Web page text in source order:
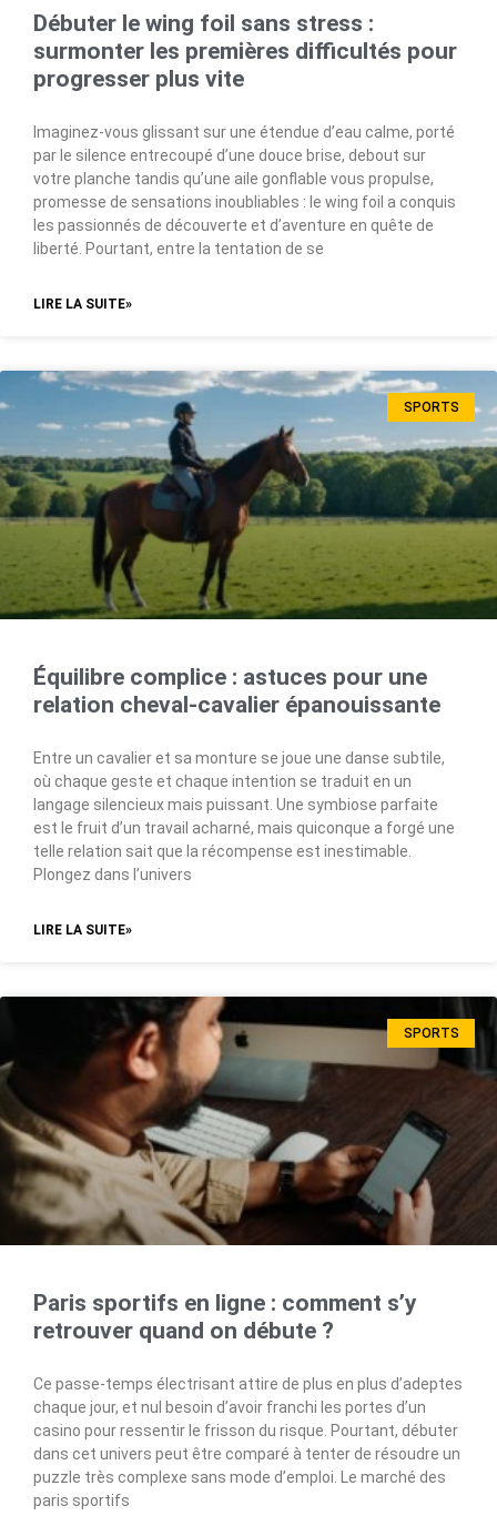
Débuter le wing foil sans stress :
surmonter les premières difficultés pour
progresser plus vite
Imaginez-vous glissant sur une étendue d’eau calme, porté
par le silence entrecoupé d’une douce brise, debout sur
votre planche tandis qu’une aile gonflable vous propulse,
promesse de sensations inoubliables : le wing foil a conquis
les passionnés de découverte et d’aventure en quête de
liberté. Pourtant, entre la tentation de se
LIRE LA SUITE»
SPORTS
Équilibre complice : astuces pour une
relation cheval-cavalier épanouissante
Entre un cavalier et sa monture se joue une danse subtile,
où chaque geste et chaque intention se traduit en un
langage silencieux mais puissant. Une symbiose parfaite
est le fruit d’un travail acharné, mais quiconque a forgé une
telle relation sait que la récompense est inestimable.
Plongez dans l’univers
LIRE LA SUITE»
SPORTS
Paris sportifs en ligne : comment s’y
retrouver quand on débute ?
Ce passe-temps électrisant attire de plus en plus d’adeptes
chaque jour, et nul besoin d’avoir franchi les portes d’un
casino pour ressentir le frisson du risque. Pourtant, débuter
dans cet univers peut être comparé à tenter de résoudre un
puzzle très complexe sans mode d’emploi. Le marché des
paris sportifs